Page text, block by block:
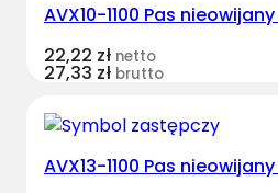
AVX10-1100 Pas
22,22 zł netto
27,33 zł brutto
AVX13-1100 Pas